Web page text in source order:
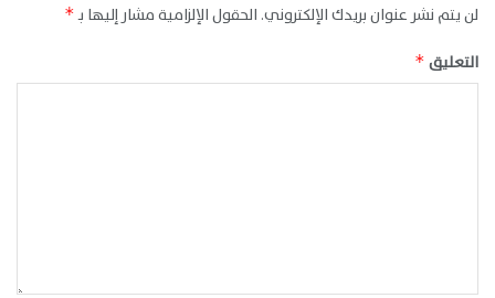
لن يتم نشر عنوان بريدك الإلكتروني. الحقول الإلزامية مشار إليها بـ*
التعليق *